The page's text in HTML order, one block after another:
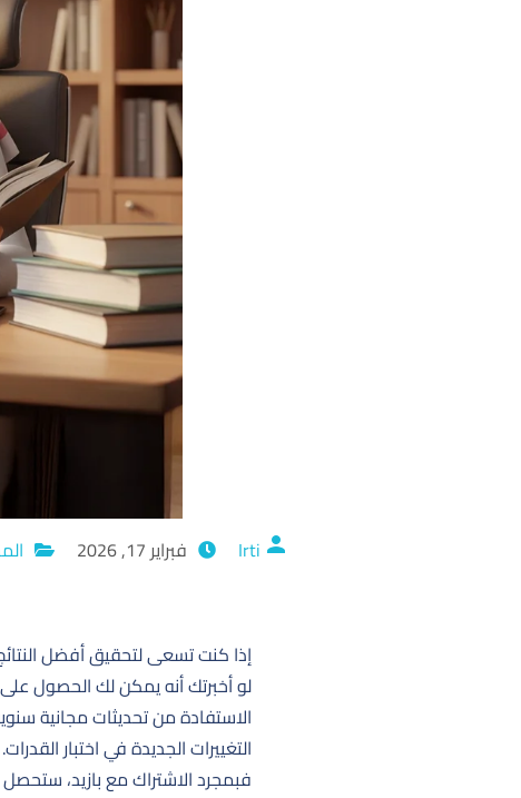
Irti فبراير 17, 2026
لو أخبرتك أنه يمكن لك الحصول
الاستفادة من تحديثات مجانية
التغييرات الجديدة في اختبار
فبمجرد الاشتراك مع بازيد،